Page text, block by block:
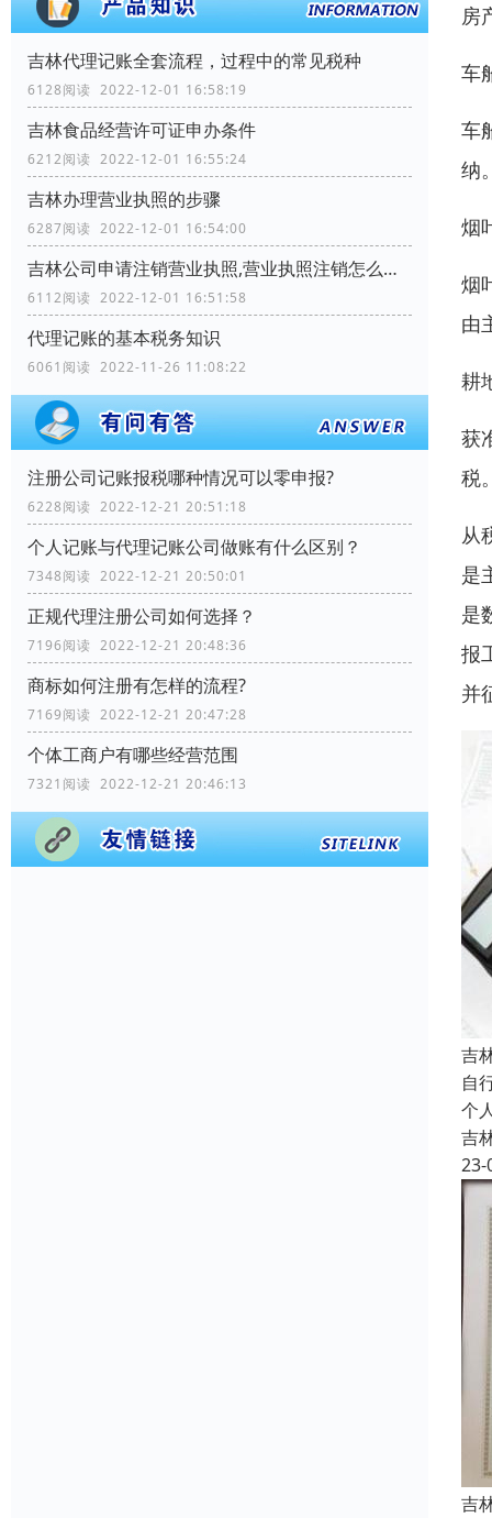
吉林代理记账全套流程，过程中的常见税种
6128阅读 2022-12-01 16:58:19
吉林食品经营许可证申办条件
6212阅读 2022-12-01 16:55:24
吉林办理营业执照的步骤
6287阅读 2022-12-01 16:54:00
吉林公司申请注销营业执照,营业执照注销怎么办理
6112阅读 2022-12-01 16:51:58
代理记账的基本税务知识
6061阅读 2022-11-26 11:08:22
注册公司记账报税哪种情况可以零申报?
6228阅读 2022-12-21 20:51:18
个人记账与代理记账公司做账有什么区别？
7348阅读 2022-12-21 20:50:01
正规代理注册公司如何选择？
7196阅读 2022-12-21 20:48:36
商标如何注册有怎样的流程?
7169阅读 2022-12-21 20:47:28
个体工商户有哪些经营范围
7321阅读 2022-12-21 20:46:13
房
车
车
纳
烟
烟
由
耕
获
税
从
是
是
报
并
吉
自
个
吉
23-
吉